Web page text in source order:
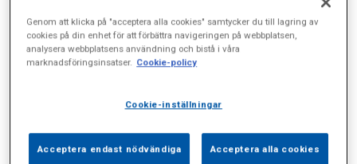
Sophiahemmet bildades, en ideell verksamhet med
syfte att främja och stödja god vård. Ett syfte som
Sophiahemmet i högsta grad fortfarande lever fullt
Nästa steg i Sophiahemmets utveckling var när det
nuvarande sjukhuset vid Valhallavägen byggdes. Att
”i anslutning till sjuksköterskeskolan bygga ett eget
Genom att klicka på "acceptera alla cookies" samtycker du till lagring av
cookies på din enhet för att förbättra navigeringen på webbplatsen,
analysera webbplatsens användning och bistå i våra
marknadsföringsinsatser. Cookie-policy
Cookie-inställningar
Acceptera endast nödvändiga Acceptera alla cookies